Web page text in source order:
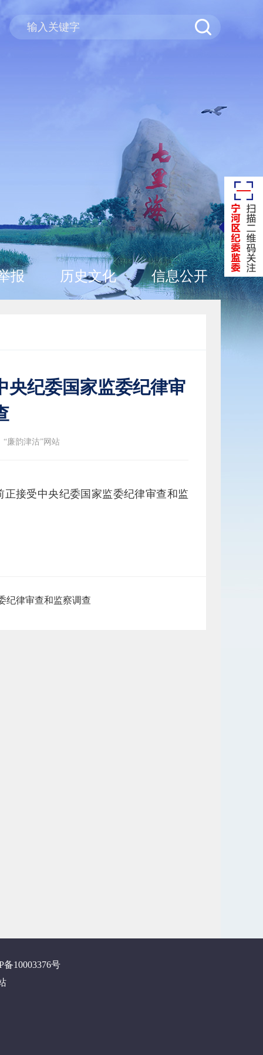
报 历史文化 信息公开
央纪委国家监委纪律审
“廉韵津沽”网站
接受中央纪委国家监委纪律审查和监
纪律审查和监察调查
备10003376号